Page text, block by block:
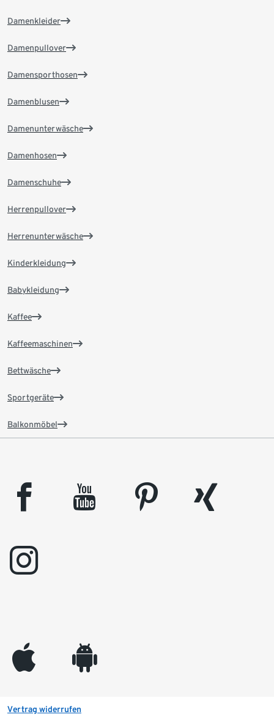
Damenkleider
Damenpullover
Damensporthosen
Damenblusen
Damenunterwäsche
Damenhosen
Damenschuhe
Herrenpullover
Herrenunterwäsche
Kinderkleidung
Babykleidung
Kaffee
Kaffeemaschinen
Bettwäsche
Sportgeräte
Balkonmöbel
facebook youtube pinterest
xing
instagram
appleinc android
Vertrag widerrufen